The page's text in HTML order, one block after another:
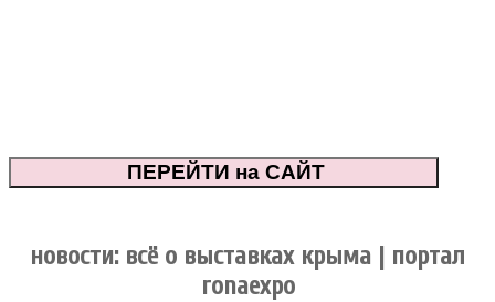
ПЕРЕЙТИ на САЙТ
новости: всё о выставках крыма | портал
ronaexpo